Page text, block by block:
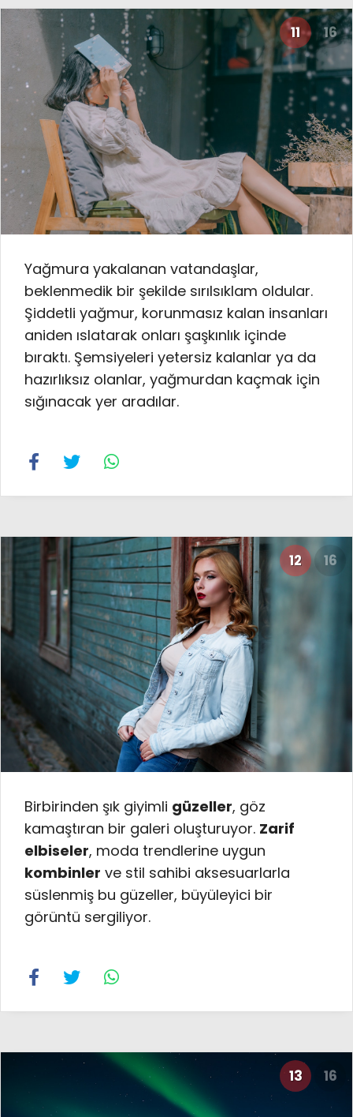
11 16
Yağmura yakalanan vatandaşlar,
beklenmedik bir şekilde sırılsıklam oldular.
Şiddetli yağmur, korunmasız kalan insanları
aniden ıslatarak onları şaşkınlık içinde
bıraktı. Şemsiyeleri yetersiz kalanlar ya da
hazırlıksız olanlar, yağmurdan kaçmak için
sığınacak yer aradılar.
12 16
Birbirinden şık giyimli güzeller, göz
kamaştıran bir galeri oluşturuyor. Zarif
elbiseler, moda trendlerine uygun
kombinler ve stil sahibi aksesuarlarla
süslenmiş bu güzeller, büyüleyici bir
görüntü sergiliyor.
13 16